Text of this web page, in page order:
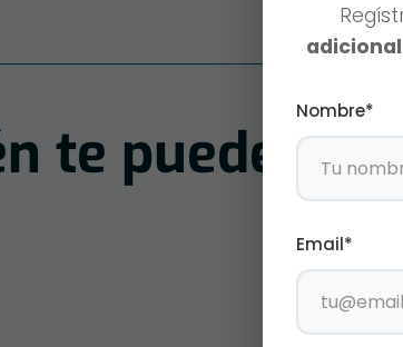
te puede
adicional
Nombre*
Email*